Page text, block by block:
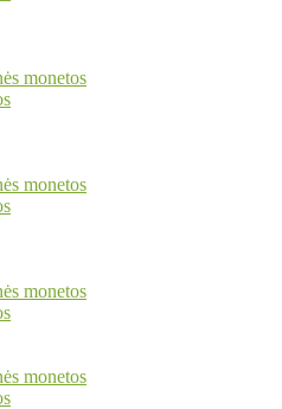
monetos
monetos
monetos
monetos